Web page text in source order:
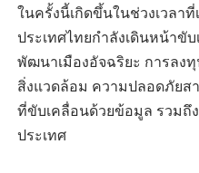
ในครั้งนี้เกิดขึ้นในช่วงเวลา
ประเทศไทยกำลังเดินหน้าขั
พัฒนาเมืองอัจฉริยะ การลง
สิ่งแวดล้อม ความปลอดภัยส
ที่ขับเคลื่อนด้วยข้อมูล รวมถึ
ประเทศ